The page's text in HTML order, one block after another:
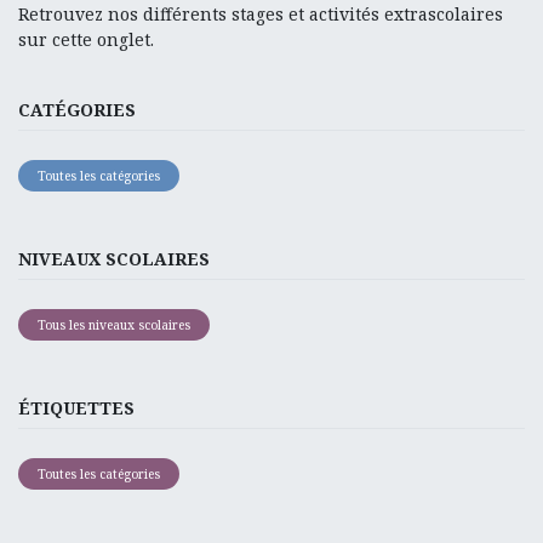
Retrouvez nos différents stages et activités extrascolaires
sur cette onglet.
CATÉGORIES
Toutes les catégories
NIVEAUX SCOLAIRES
Tous les niveaux scolaires
ÉTIQUETTES
Toutes les catégories